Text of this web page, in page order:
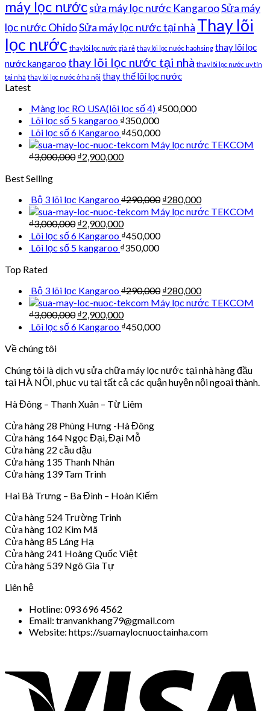
máy lọc nướcsửa máy lọc nước KangarooSửa máy
lọc nước OhidoSửa máy lọc nước tại nhà Thay lõi
lọc nước thay lõi lọc nước giá rẻ thay lõi lọc nước haohsing thay lõi lọc
nước kangaroo thay lõi lọc nước tại nhà thay lõi lọc nước uy tín
tại nhà thay lõi lọc nước ở hà nội thay thế lõi lọc nước
Latest
Màng lọc RO USA(lõi lọc số 4) ₫500,000
Lõi lọc số 5 kangaroo ₫350,000
Lõi lọc số 6 Kangaroo ₫450,000
Máy lọc nước TEKCOM
₫3,000,000 ₫2,900,000
Best Selling
Bộ 3 lõi lọc Kangaroo₫290,000 ₫280,000
Máy lọc nước TEKCOM
₫3,000,000 ₫2,900,000
Lõi lọc số 6 Kangaroo ₫450,000
Lõi lọc số 5 kangaroo ₫350,000
Top Rated
Bộ 3 lõi lọc Kangaroo₫290,000 ₫280,000
Máy lọc nước TEKCOM
₫3,000,000 ₫2,900,000
Lõi lọc số 6 Kangaroo ₫450,000
Về chúng tôi
Chúng tôi là dịch vụ sửa chữa máy lọc nước tại nhà hàng đầu
tại HÀ NỘI, phục vụ tại tất cả các quận huyện nội ngoại thành.
Hà Đông – Thanh Xuân – Từ Liêm
Cửa hàng 28 Phùng Hưng -Hà Đông
Cửa hàng 164 Ngọc Đại, Đại Mỗ
Cửa hàng 22 cầu dậu
Cửa hàng 135 Thanh Nhàn
Cửa hàng 139 Tam Trinh
Hai Bà Trưng – Ba Đình – Hoàn Kiếm
Cửa hàng 524 Trường Trinh
Cửa hàng 102 Kim Mã
Cửa hàng 85 Láng Hạ
Cửa hàng 241 Hoàng Quốc Việt
Cửa hàng 539 Ngô Gia Tự
Liên hệ
Hotline: 093 696 4562
Email: tranvankhang79@gmail.com
Website: https://suamaylocnuoctainha.com